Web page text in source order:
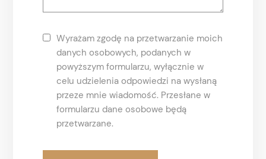
Wyrażam zgodę na przetwarzanie moich
danych osobowych, podanych w
powyższym formularzu, wyłącznie w
celu udzielenia odpowiedzi na wysłaną
przeze mnie wiadomość. Przesłane w
formularzu dane osobowe będą
przetwarzane.